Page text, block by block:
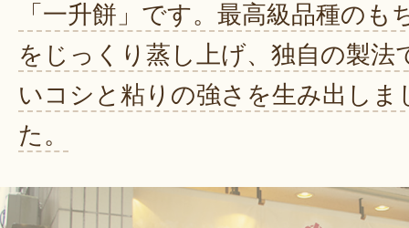
「一升餅」です。最高級品種のも
をじっくり蒸し上げ、独自の製法
いコシと粘りの強さを生み出しま
た。